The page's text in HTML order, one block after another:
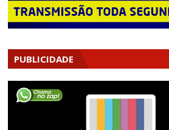
PUBLICIDADE